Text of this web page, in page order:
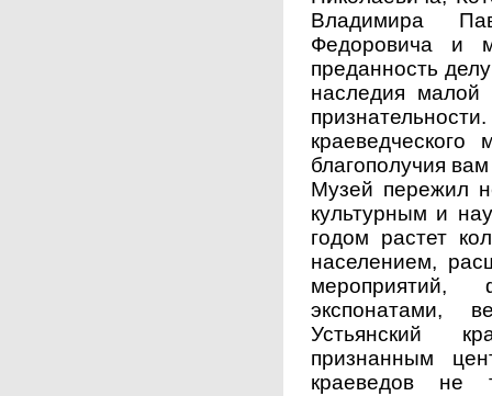
Владимира
Федоровича и
преданность
наследия малой
краеведческого
благополучия
Музей пережил
культурным и
годом растет
населением,
экспонатами,
Устьянский
признанным
краеведов не